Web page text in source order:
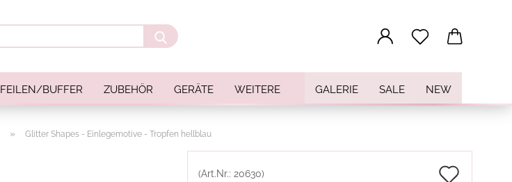
Suche...
FEILEN/BUFFER ZUBEHÖR GERÄTE GALERIE SALE NEW
WEITERE
» Glitter Shapes - Einlegemotive - Tropfen hellblau
(Art.Nr.: 20630)